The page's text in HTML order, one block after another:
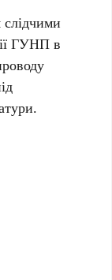
слідчими
ГУНП в